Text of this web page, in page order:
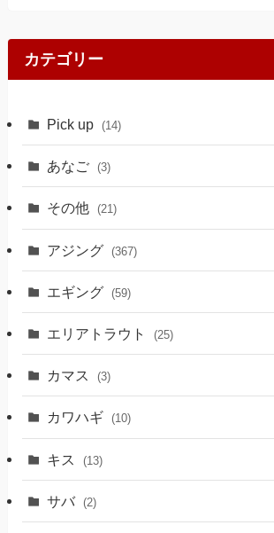
イ
ブ
カテゴリー
Pick up (14)
あなご (3)
その他 (21)
アジング (367)
エギング (59)
エリアトラウト (25)
カマス (3)
カワハギ (10)
キス (13)
サバ (2)